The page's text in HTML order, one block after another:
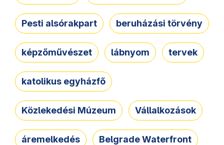
Pesti alsórakpart beruházási törvény
képzőművészet lábnyom tervek
katolikus egyházfő
Közlekedési Múzeum Vállalkozások
áremelkedés Belgrade Waterfront